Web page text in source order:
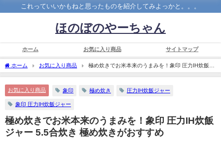
これっていいかもねと思ったものを紹介してみよっかと。。。
ほのぼのやーちゃん
ホーム お気に入り商品 サイトマップ
ホーム お気に入り商品
極め炊きでお米本来のうまみを！象印 圧力IH炊飯ジ
ャー 5.5合炊き 極め炊きがおすすめ
お気に入り商品 象印 極め炊き 圧力IH炊飯ジャー
象印 圧力IH炊飯ジャー
極め炊きでお米本来のうまみを！象印 圧力IH炊飯
ジャー 5.5合炊き 極め炊きがおすすめ